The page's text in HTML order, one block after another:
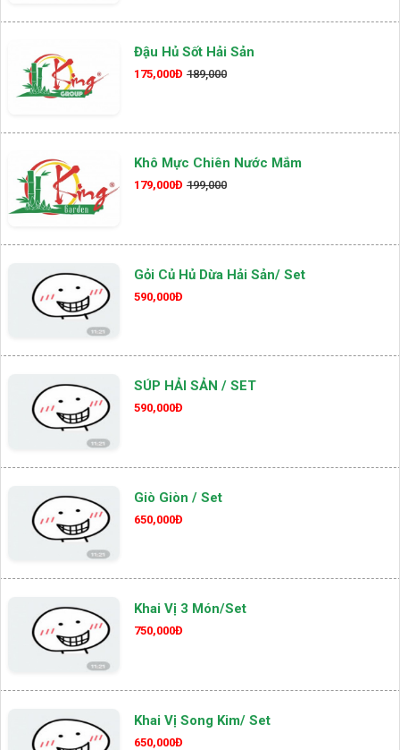
Đậu Hủ Sốt Hải Sản
175,000Đ 189,000
Khô Mực Chiên Nước Mắm
179,000Đ 199,000
Gỏi Củ Hủ Dừa Hải Sản/ Set
590,000Đ
SÚP HẢI SẢN / SET
590,000Đ
Giò Giòn / Set
650,000Đ
Khai Vị 3 Món/set
750,000Đ
Khai Vị Song Kim/ Set
650,000Đ